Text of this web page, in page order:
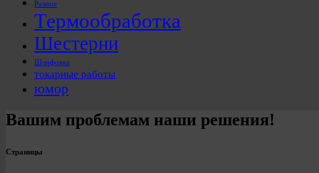
Разное
Термообработка
Шестерни
Шлифовка
токарные работы
юмор
Вашим проблемам наши решения!
Страницы